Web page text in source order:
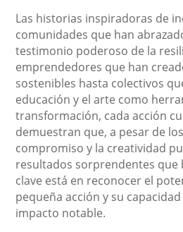
Las historias inspiradoras de
comunidades que han
testimonio poderoso de la
emprendedores que han
sostenibles hasta colectivos
educación y el arte como
transformación, cada acción
demuestran que, a pesar de
compromiso y la creatividad
resultados sorprendentes que
clave está en reconocer el
pequeña acción y su
impacto notable.